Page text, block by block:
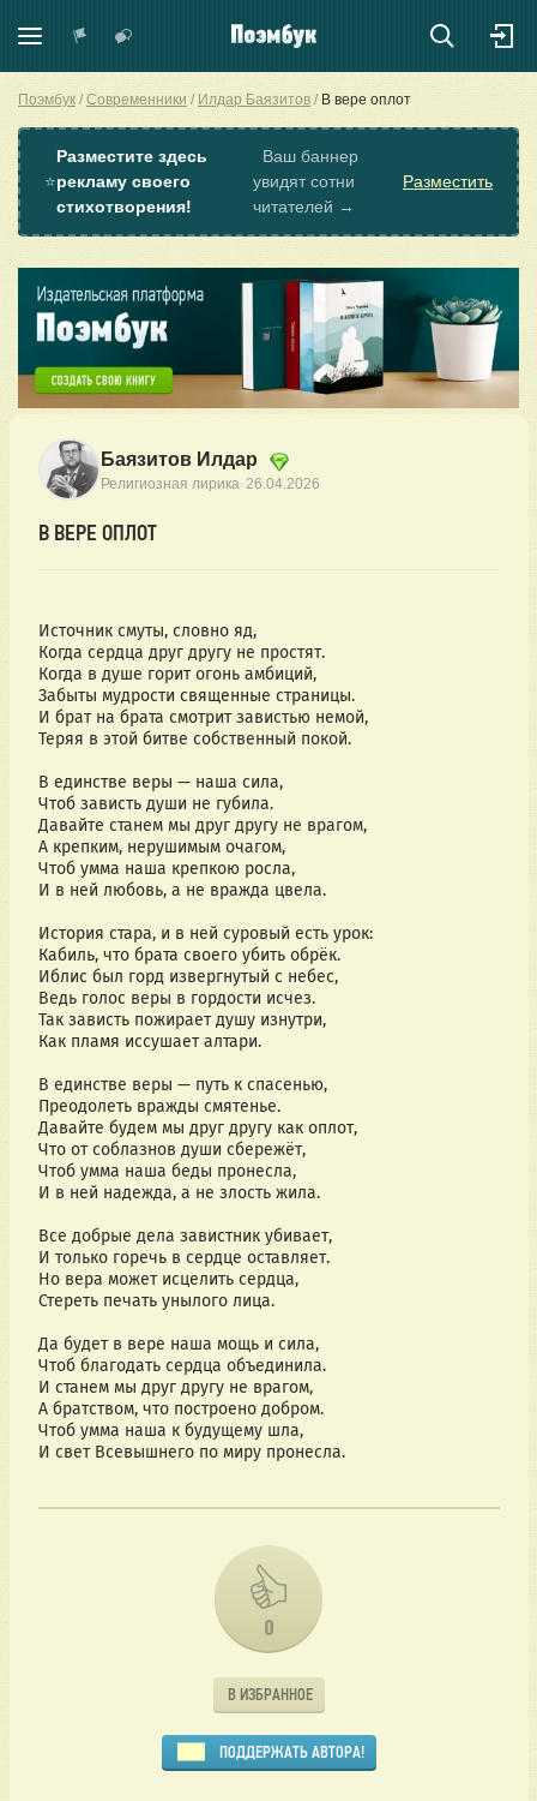
Поэмбук Современники Илдар Баязитов В вере оплот
⭐
Разместите здесь
рекламу своего
стихотворения!
Ваш баннер
увидят сотни
читателей →
Разместить
Баязитов Илдар
Религиозная лирика·26.04.2026
В ВЕРЕ ОПЛОТ
Источник смуты, словно яд,
Когда сердца друг другу не простят.
Когда в душе горит огонь амбиций,
Забыты мудрости священные страницы.
И брат на брата смотрит завистью немой,
Теряя в этой битве собственный покой.
В единстве веры — наша сила,
Чтоб зависть души не губила.
Давайте станем мы друг другу не врагом,
А крепким, нерушимым очагом,
Чтоб умма наша крепкою росла,
И в ней любовь, а не вражда цвела.
История стара, и в ней суровый есть урок:
Кабиль, что брата своего убить обрёк.
Иблис был горд извергнутый с небес,
Ведь голос веры в гордости исчез.
Так зависть пожирает душу изнутри,
Как пламя иссушает алтари.
В единстве веры — путь к спасенью,
Преодолеть вражды смятенье.
Давайте будем мы друг другу как оплот,
Что от соблазнов души сбережёт,
Чтоб умма наша беды пронесла,
И в ней надежда, а не злость жила.
Все добрые дела завистник убивает,
И только горечь в сердце оставляет.
Но вера может исцелить сердца,
Стереть печать унылого лица.
Да будет в вере наша мощь и сила,
Чтоб благодать сердца объединила.
И станем мы друг другу не врагом,
А братством, что построено добром.
Чтоб умма наша к будущему шла,
И свет Всевышнего по миру пронесла.
0
В ИЗБРАННОЕ
ПОДДЕРЖАТЬ АВТОРА!